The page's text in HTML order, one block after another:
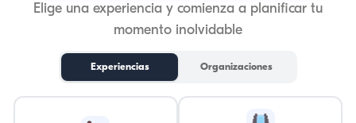
Elige una experiencia y comienza a planificar tu
momento inolvidable
Experiencias Organizaciones